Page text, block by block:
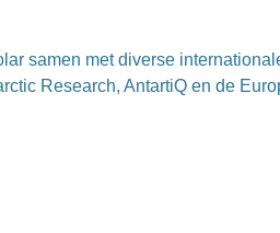
samen met diverse
Research, AntartiQ en de